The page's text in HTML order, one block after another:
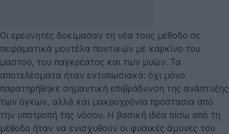
Οι ερευνητές δοκίμασαν τη νέα τους μέθοδο σε
πειραματικά μοντέλα ποντικών με καρκίνο του
μαστού, του παγκρέατος και των μυών. Τα
αποτελέσματα ήταν εντυπωσιακά: όχι μόνο
παρατηρήθηκε σημαντική επιβράδυνση της ανάπτυξης
των όγκων, αλλά και μακροχρόνια προστασία από
την υποτροπή της νόσου. Η βασική ιδέα πίσω από τη
μέθοδο ήταν να ενισχυθούν οι φυσικές άμυνες του